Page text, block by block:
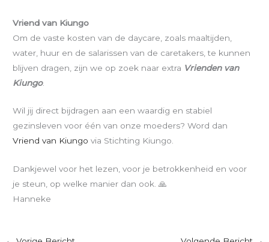
Vriend van Kiungo
Om de vaste kosten van de daycare, zoals maaltijden,
water, huur en de salarissen van de caretakers, te kunnen
blijven dragen, zijn we op zoek naar extra Vrienden van
Kiungo.
Wil jij direct bijdragen aan een waardig en stabiel
gezinsleven voor één van onze moeders? Word dan
Vriend van Kiungo via Stichting Kiungo.
Dankjewel voor het lezen, voor je betrokkenheid en voor
je steun, op welke manier dan ook. 🙏
Hanneke